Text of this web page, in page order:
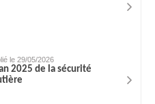
le 29/05/2026
2025 de la sécurité